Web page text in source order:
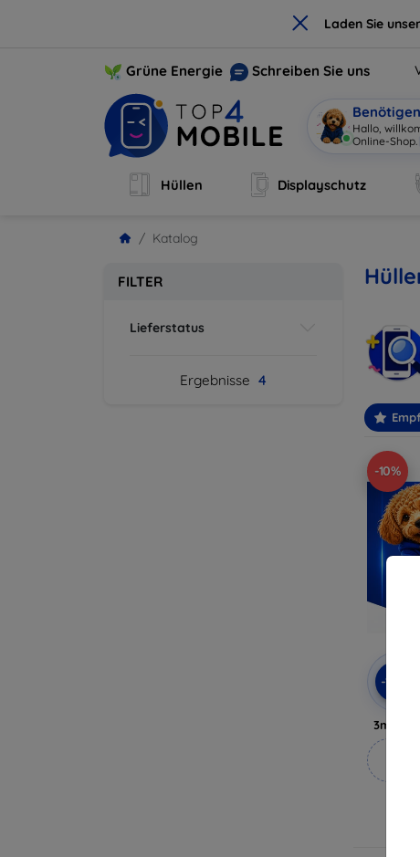
× Laden Sie
Grüne Energie Schreiben Sie uns
Hallo,
Online-Shop.
Hüllen Displayschutz
Katalog
FILTER
Lieferstatus
Ergebnisse 4
-10%
-10%
3mk